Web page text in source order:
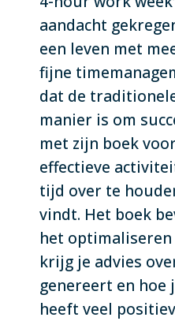
aandacht
een leven met
fijne
dat de
manier is om
met zijn boek
effectieve
tijd over te
vindt. Het boek
het
krijg je advies
genereert en
heeft veel